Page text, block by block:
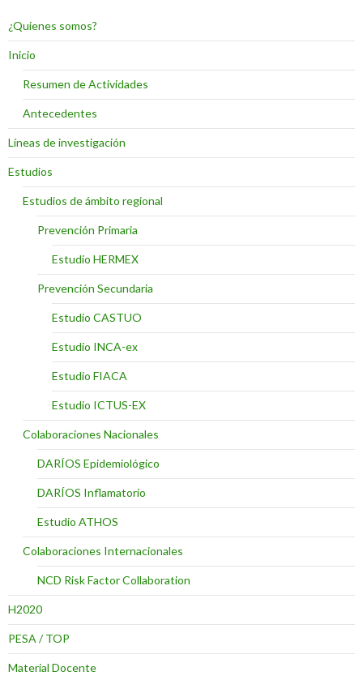
¿Quienes somos?
Inicio
Resumen de Actividades
Antecedentes
Líneas de investigación
Estudios
Estudios de ámbito regional
Prevención Primaria
Estudio HERMEX
Prevención Secundaria
Estudio CASTUO
Estudio INCA-ex
Estudio FIACA
Estudio ICTUS-EX
Colaboraciones Nacionales
DARÍOS Epidemiológico
DARÍOS Inflamatorio
Estudio ATHOS
Colaboraciones Internacionales
NCD Risk Factor Collaboration
H2020
PESA / TOP
Material Docente